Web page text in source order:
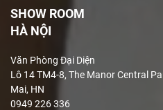
SHOW ROOM
HÀ NỘI
Văn Phòng Đại Diện
Lô 14 TM4-8, The Manor Central
Mai, HN
0949 226 336